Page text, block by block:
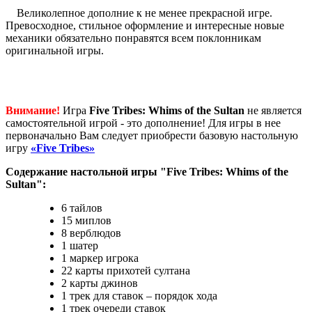
Великолепное дополние к не менее прекрасной игре.
Превосходное, стильное оформление и интересные новые
механики обязательно понравятся всем поклонникам
оригинальной игры.
Внимание! Игра Five Tribes: Whims of the Sultan не является
самостоятельной игрой - это дополнение! Для игры в нее
первоначально Вам следует приобрести базовую настольную
игру «Five Tribes»
Содержание настольной игры "Five Tribes: Whims of the
Sultan":
6 тайлов
15 миплов
8 верблюдов
1 шатер
1 маркер игрока
22 карты прихотей султана
2 карты джинов
1 трек для ставок – порядок хода
1 трек очереди ставок